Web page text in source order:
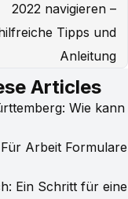
2022 navigieren –
Tipps und
Anleitung
Articles
Wie kann
Arbeit Formulare
Ein Schritt für eine